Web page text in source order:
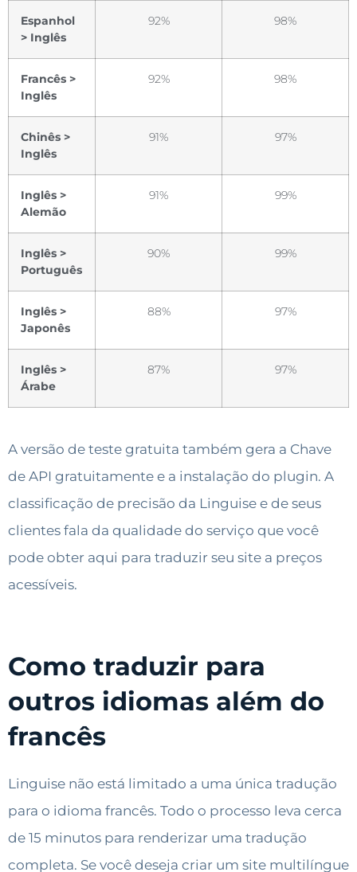
Espanhol
> Inglês
92% 98%
Francês >
Inglês
92% 98%
Chinês >
Inglês
91% 97%
Inglês >
Alemão
91% 99%
Inglês >
Português
90% 99%
Inglês >
Japonês
88% 97%
Inglês >
Árabe
87% 97%
A versão de teste gratuita também gera a Chave
de API gratuitamente e a instalação do plugin. A
classificação de precisão da Linguise e de seus
clientes fala da qualidade do serviço que você
pode obter aqui para traduzir seu site a preços
acessíveis.
Como traduzir para
outros idiomas além do
francês
Linguise não está limitado a uma única tradução
para o idioma francês. Todo o processo leva cerca
de 15 minutos para renderizar uma tradução
completa. Se você deseja criar um site multilíngue